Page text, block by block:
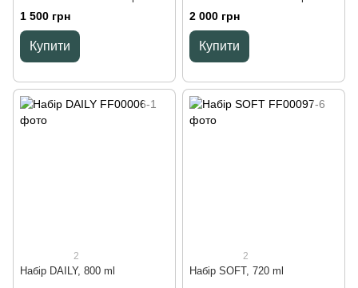
1 500 грн
Купити
2 000 грн
Купити
2
Набір DAILY, 800 ml
2
Набір SOFT, 720 ml